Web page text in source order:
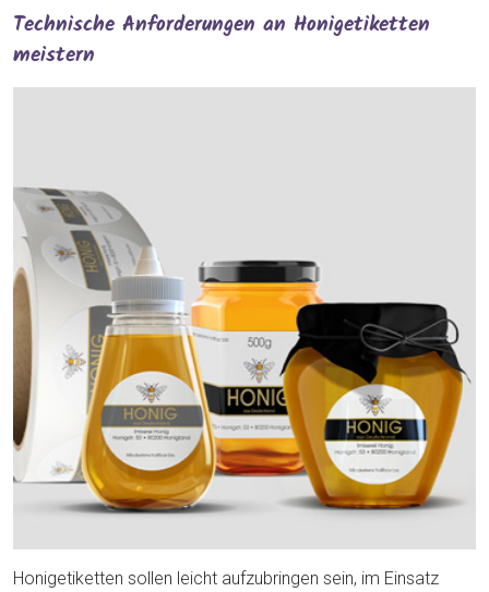
Technische Anforderungen an Honigetiketten
meistern
Honigetiketten sollen leicht aufzubringen sein, im Einsatz